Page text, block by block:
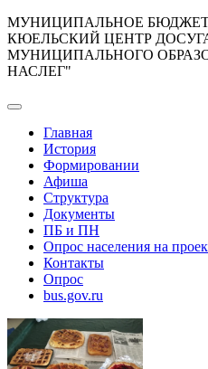
Перейти
к
содержимому
МУНИЦИПАЛЬНОЕ
КЮЕЛЬСКИЙ ЦЕНТР
МУНИЦИПАЛЬНОГО
НАСЛЕГ"
Главная
История
Формировании
Афиша
Структура
Документы
ПБ и ПН
Опрос населения на
Контакты
Опрос
bus.gov.ru